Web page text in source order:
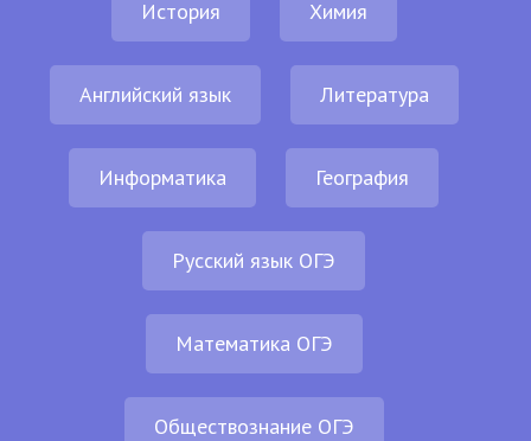
История Химия
Английский язык Литература
Информатика География
Русский язык ОГЭ
Математика ОГЭ
Обществознание ОГЭ